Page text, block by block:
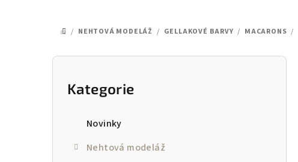
DOMŮ
/ NEHTOVÁ MODELÁŽ / GELLAKOVÉ BARVY / MACARONS /
P
Přeskočit
kategorie
Kategorie
Novinky
Nehtová modeláž